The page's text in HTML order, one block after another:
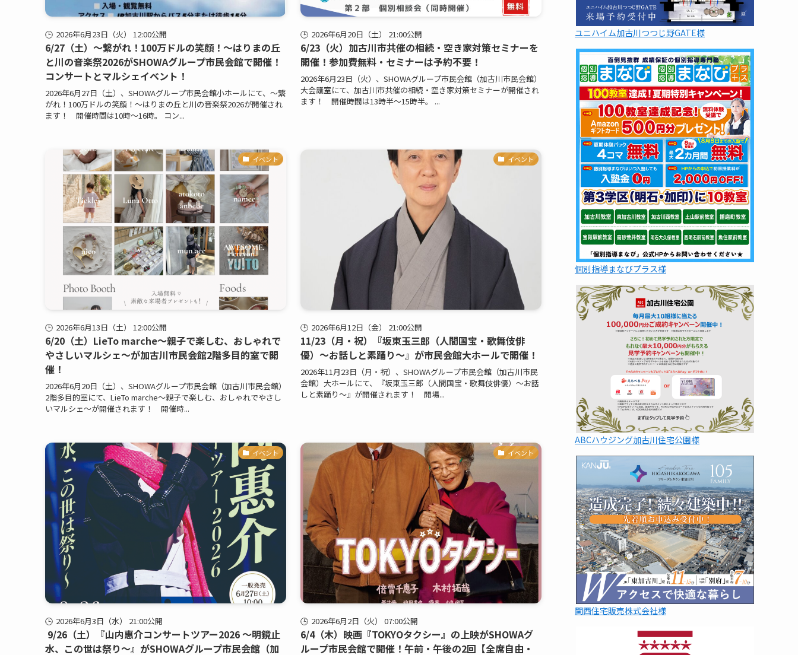
2026年6月23日（火） 12:00公開
6/27（土）〜繋がれ！100万ドルの笑顔！〜はりまの丘
と川の音楽祭2026がSHOWAグループ市民会館で開催！
コンサートとマルシェイベント！
2026年6月27日（土）、SHOWAグループ市民会館小ホールにて、〜繋
がれ！100万ドルの笑顔！〜はりまの丘と川の音楽祭2026が開催され
ます！ 開催時間は10時～16時。 コン...
2026年6月20日（土） 21:00公開
6/23（火）加古川市共催の相続・空き家対策セミナーを
開催！参加費無料・セミナーは予約不要！
2026年6月23日（火）、SHOWAグループ市民会館（加古川市民会館）
大会議室にて、加古川市共催の相続・空き家対策セミナーが開催され
ます！ 開催時間は13時半～15時半。 ...
イベント
2026年6月13日（土） 12:00公開
6/20（土）LieTo marche〜親子で楽しむ、おしゃれで
やさしいマルシェ〜が加古川市民会館2階多目的室で開
催！
2026年6月20日（土）、SHOWAグループ市民会館（加古川市民会館）
2階多目的室にて、LieTo marche〜親子で楽しむ、おしゃれでやさし
いマルシェ〜が開催されます！ 開催時...
イベント
2026年6月12日（金） 21:00公開
11/23（月・祝）『坂東玉三郎（人間国宝・歌舞伎俳
優）～お話しと素踊り～』が市民会館大ホールで開催！
2026年11月23日（月・祝）、SHOWAグループ市民会館（加古川市民
会館）大ホールにて、『坂東玉三郎（人間国宝・歌舞伎俳優）～お話
しと素踊り～』が開催されます！ 開場...
イベント
2026年6月3日（水） 21:00公開
9/26（土）『山内惠介コンサートツアー2026 ～明鏡止
水、この世は祭り～』がSHOWAグループ市民会館（加
イベント
2026年6月2日（火） 07:00公開
6/4（木）映画『TOKYOタクシー』の上映がSHOWAグ
ループ市民会館で開催！午前・午後の2回【全席自由・
ユニハイム加古川つつじ野GATE様
個別指導まなびプラス様
ABCハウジング加古川住宅公園様
関西住宅販売株式会社様